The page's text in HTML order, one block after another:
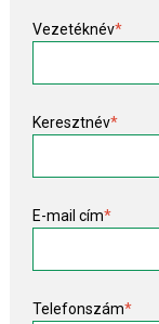
Vezetéknév*
Keresztnév*
E-mail cím*
Telefonszám*